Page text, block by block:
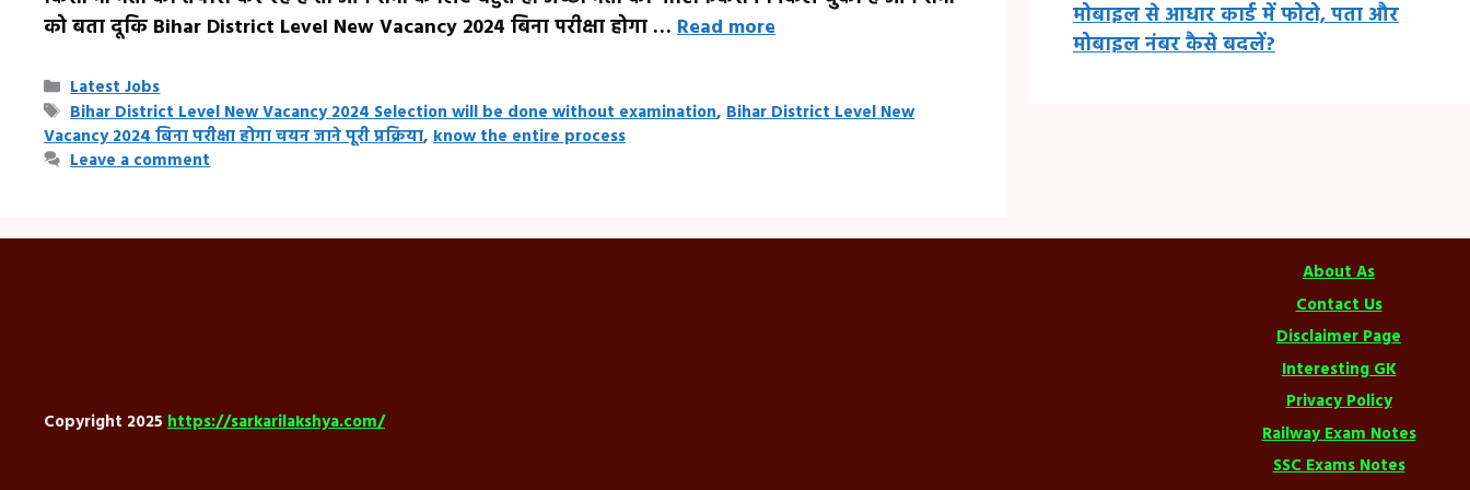
को बता दूकि Bihar District Level New Vacancy 2024 बिना परीक्षा होगा … Read more
Categories
Latest Jobs
Tags
Bihar District Level New Vacancy 2024 Selection will be done without examination,Bihar District Level New
Vacancy 2024 बिना परीक्षा होगा चयन जाने पूरी प्रक्रिया, know the entire process
Leave a comment
मोबाइल से आधार कार्ड में फोटो, पता और
मोबाइल नंबर कैसे बदलें?
About As
Contact Us
Disclaimer Page
Interesting GK
Privacy Policy
Railway Exam Notes
SSC Exams Notes
Copyright 2025 https://sarkarilakshya.com/